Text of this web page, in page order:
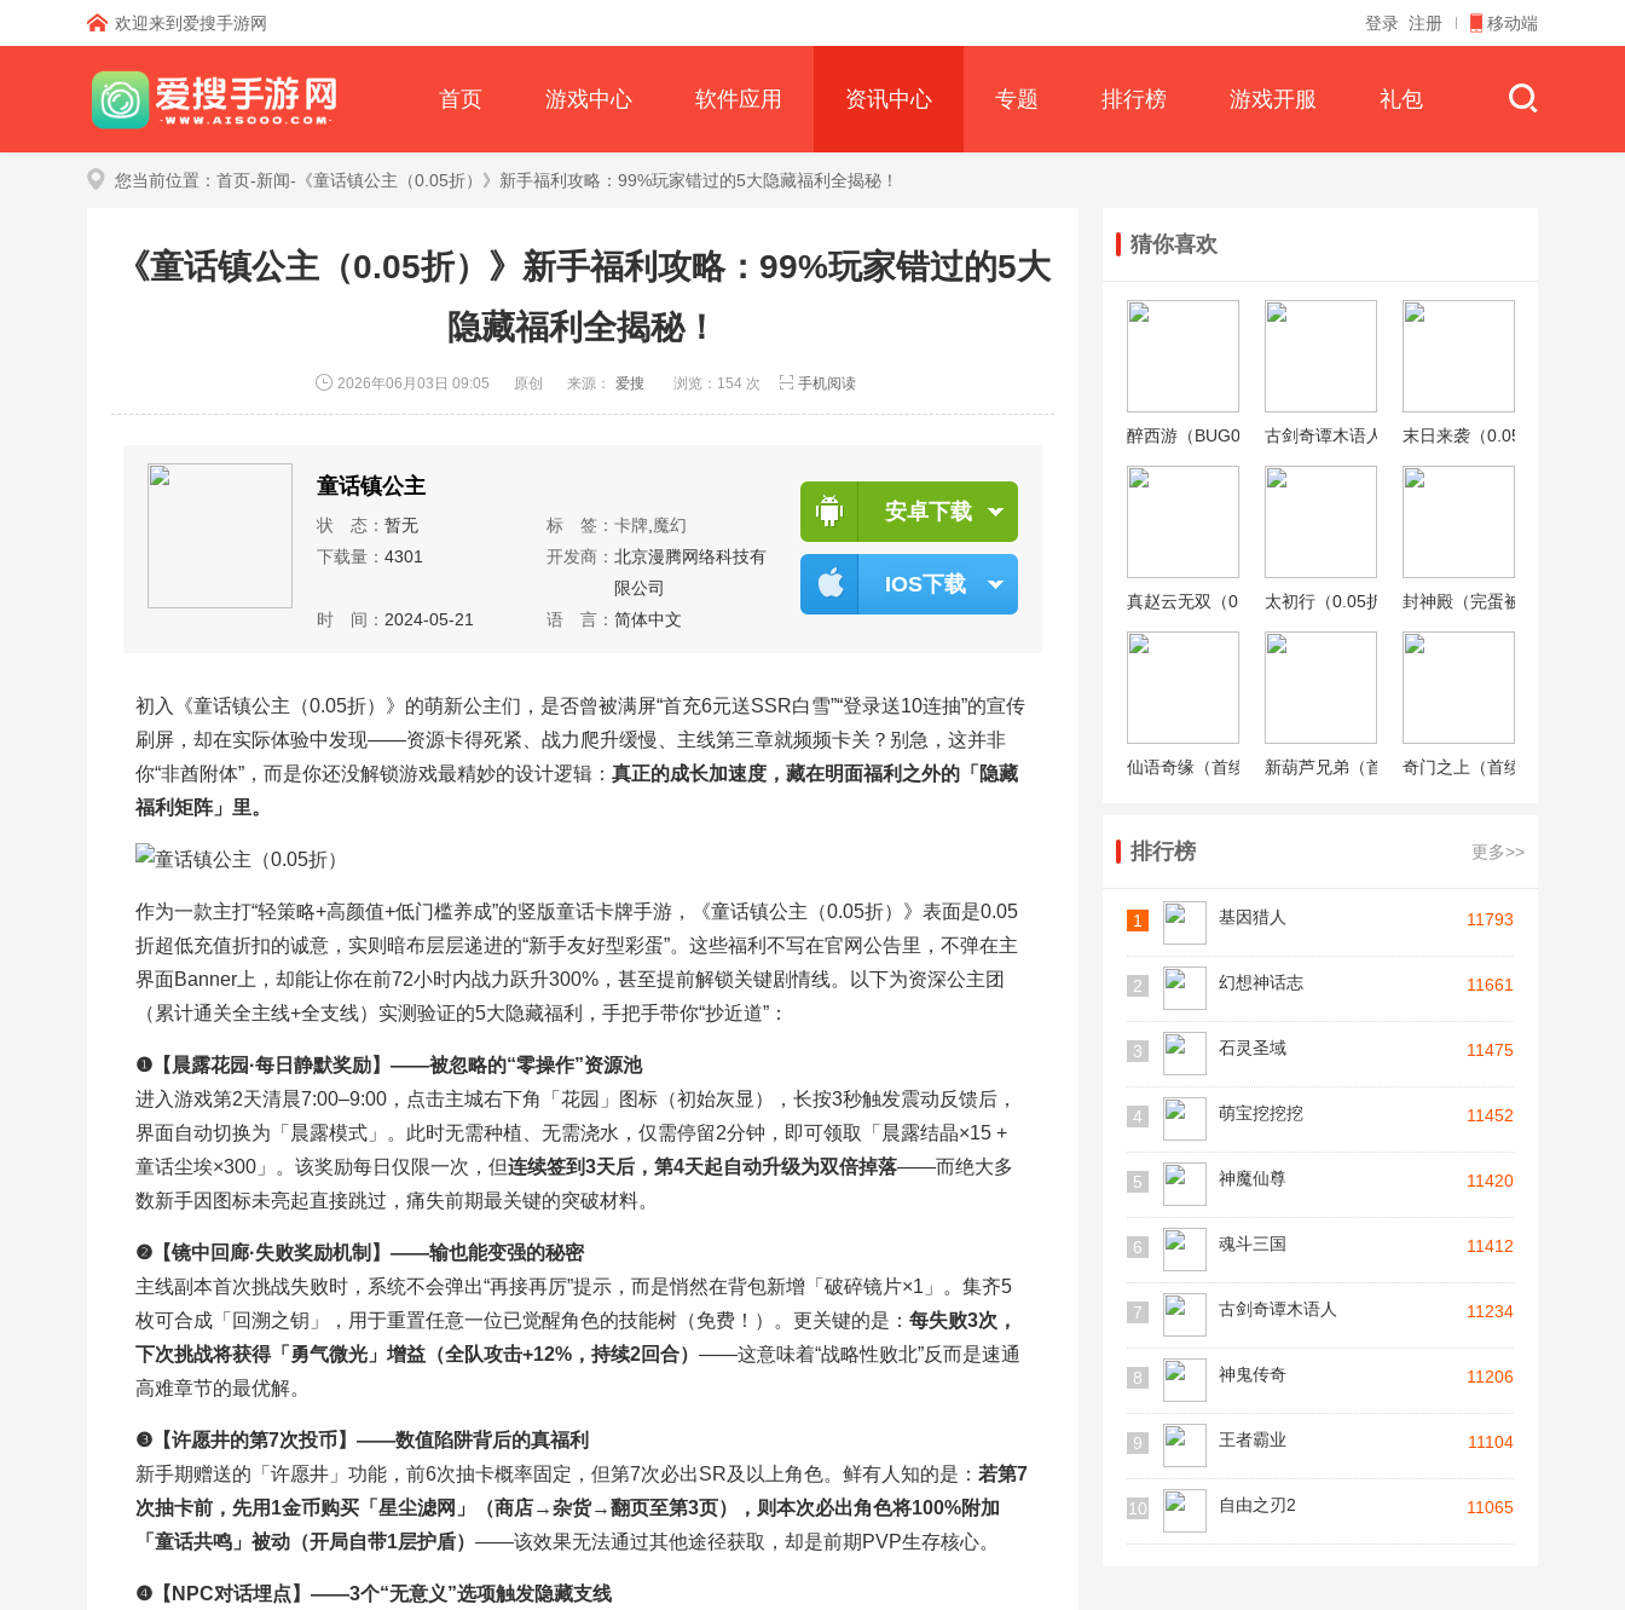
欢迎来到爱搜手游网 登录 注册 移动端
首页 游戏中心 软件应用 资讯中心 专题 排行榜 游戏开服 礼包
您当前位置： 首页-新闻-《童话镇公主（0.05折）》新手福利攻略：99%玩家错过的5大隐藏福利全揭秘！
《童话镇公主（0.05折）》新手福利攻略：99%玩家错过的5大
隐藏福利全揭秘！
2026年06月03日 09:05 原创 来源： 爱搜 浏览：154 次 手机阅读
童话镇公主
状 态： 暂无 标 签： 卡牌 魔幻
下载量： 4301 开发商： 北京漫腾网络科技有
限公司
时 间： 2024-05-21 语 言： 简体中文
安卓下载
IOS下载
初入《童话镇公主（0.05折）》的萌新公主们，是否曾被满屏“首充6元送SSR白雪”“登录送10连抽”的宣传
刷屏，却在实际体验中发现——资源卡得死紧、战力爬升缓慢、主线第三章就频频卡关？别急，这并非
你“非酋附体”，而是你还没解锁游戏最精妙的设计逻辑： 真正的成长加速度，藏在明面福利之外的「隐藏
福利矩阵」里。
作为一款主打“轻策略+高颜值+低门槛养成”的竖版童话卡牌手游，《童话镇公主（0.05折）》表面是0.05
折超低充值折扣的诚意，实则暗布层层递进的“新手友好型彩蛋”。这些福利不写在官网公告里，不弹在主
界面Banner上，却能让你在前72小时内战力跃升300%，甚至提前解锁关键剧情线。以下为资深公主团
（累计通关全主线+全支线）实测验证的5大隐藏福利，手把手带你“抄近道”：
❶【晨露花园·每日静默奖励】——被忽略的“零操作”资源池
进入游戏第2天清晨7:00–9:00，点击主城右下角「花园」图标（初始灰显），长按3秒触发震动反馈后，
界面自动切换为「晨露模式」。此时无需种植、无需浇水，仅需停留2分钟，即可领取「晨露结晶×15 +
童话尘埃×300」。该奖励每日仅限一次，但连续签到3天后，第4天起自动升级为双倍掉落——而绝大多
数新手因图标未亮起直接跳过，痛失前期最关键的突破材料。
❷【镜中回廊·失败奖励机制】——输也能变强的秘密
主线副本首次挑战失败时，系统不会弹出“再接再厉”提示，而是悄然在背包新增「破碎镜片×1」。集齐5
枚可合成「回溯之钥」，用于重置任意一位已觉醒角色的技能树（免费！）。更关键的是： 每失败3次，
下次挑战将获得「勇气微光」增益（全队攻击+12%，持续2回合） ——这意味着“战略性败北”反而是速通
高难章节的最优解。
❸【许愿井的第7次投币】——数值陷阱背后的真福利
新手期赠送的「许愿井」功能，前6次抽卡概率固定，但第7次必出SR及以上角色。鲜有人知的是： 若第7
次抽卡前，先用1金币购买「星尘滤网」（商店→杂货→翻页至第3页），则本次必出角色将100%附加
「童话共鸣」被动（开局自带1层护盾） ——该效果无法通过其他途径获取，却是前期PVP生存核心。
❹【NPC对话埋点】——3个“无意义”选项触发隐藏支线
猜你喜欢
醉西游（BUG0.05折无限打金）古剑奇谭木语人（0.05折送百万充值）
末日来袭（0.05折百亿补贴
真赵云无双（0.05折送神将万充）
太初行（0.05折玄幻西游）封神殿（完蛋被0.05折包围
仙语奇缘（首续0.05折）新葫芦兄弟（首续0.05折）奇门之上（首续0.05折）
排行榜 更多>>
1 基因猎人 11793
2 幻想神话志 11661
3 石灵圣域 11475
4 萌宝挖挖挖 11452
5 神魔仙尊 11420
6 魂斗三国 11412
7 古剑奇谭木语人 11234
8 神鬼传奇 11206
9 王者霸业 11104
10 自由之刃2 11065